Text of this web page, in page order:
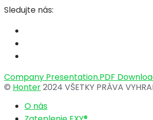
Sledujte nás:
Company Presentation.PDF
© Honter2024 VŠETKY PRÁVA
O nás